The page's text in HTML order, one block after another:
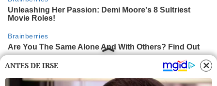
ANTES DE IRSE